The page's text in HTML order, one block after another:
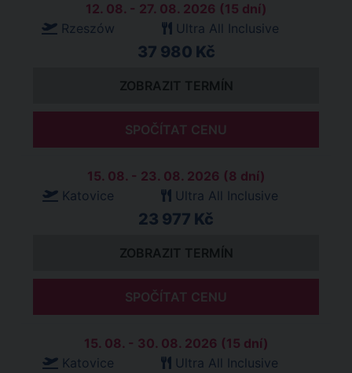
12. 08. - 27. 08. 2026 (15 dní)
Rzeszów
Ultra All Inclusive
37 980 Kč
ZOBRAZIT TERMÍN
SPOČÍTAT CENU
15. 08. - 23. 08. 2026 (8 dní)
Katovice
Ultra All Inclusive
23 977 Kč
ZOBRAZIT TERMÍN
SPOČÍTAT CENU
15. 08. - 30. 08. 2026 (15 dní)
Katovice
Ultra All Inclusive